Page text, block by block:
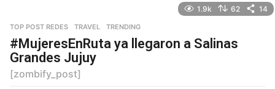
1.9k 62 14
TOP POST REDES ,TRAVEL ,TRENDING
#MujeresEnRuta ya llegaron a Salinas
Grandes Jujuy
[zombify_post]